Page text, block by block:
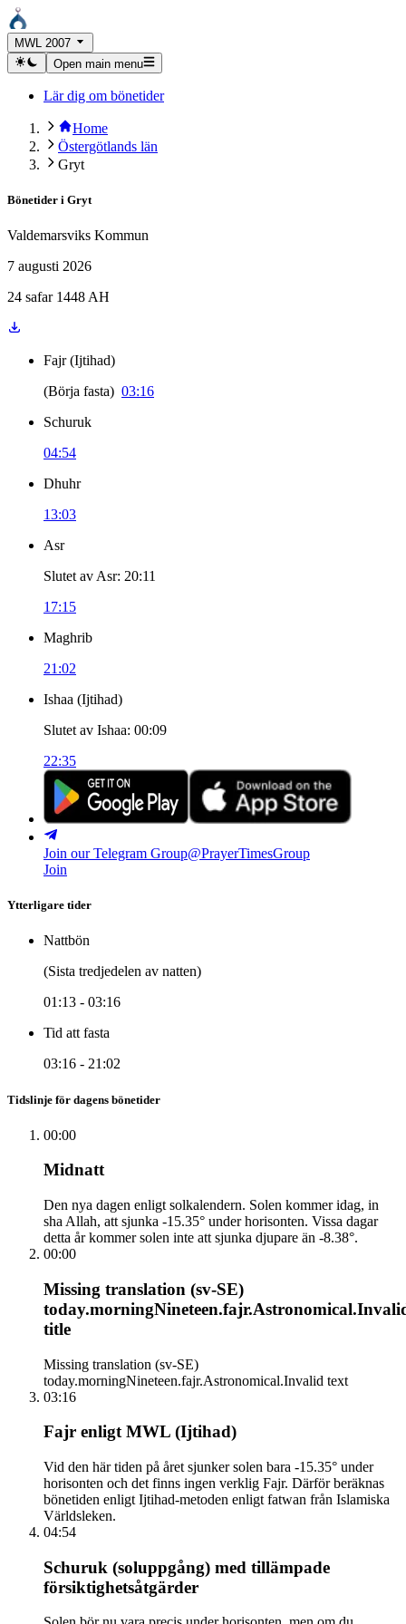
MWL 2007
Open main menu
Lär dig om bönetider
Home
Östergötlands län
Gryt
Bönetider i Gryt
Valdemarsviks Kommun
7 augusti 2026
24 safar 1448 AH
Fajr (Ijtihad)
(Börja fasta) 03:16
Schuruk
04:54
Dhuhr
13:03
Asr
Slutet av Asr: 20:11
17:15
Maghrib
21:02
Ishaa (Ijtihad)
Slutet av Ishaa: 00:09
22:35
Join our Telegram Group@PrayerTimesGroup
Join
Ytterligare tider
Nattbön
(Sista tredjedelen av natten)
01:13 - 03:16
Tid att fasta
03:16 - 21:02
Tidslinje för dagens bönetider
00:00
Midnatt
Den nya dagen enligt solkalendern. Solen kommer idag, in
sha Allah, att sjunka -15.35° under horisonten. Vissa dagar
detta år kommer solen inte att sjunka djupare än -8.38°.
00:00
Missing translation (sv-SE)
title
Missing translation (sv-SE)
today.morningNineteen.fajr.Astronomical.Invalid text
03:16
Fajr enligt MWL (Ijtihad)
Vid den här tiden på året sjunker solen bara -15.35° under
horisonten och det finns ingen verklig Fajr. Därför beräknas
bönetiden enligt Ijtihad-metoden enligt fatwan från Islamiska
Världsleken.
04:54
Schuruk (soluppgång) med tillämpade
försiktighetsåtgärder